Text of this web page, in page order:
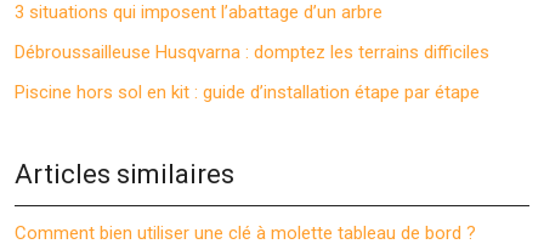
3 situations qui imposent l’abattage d’un arbre
Débroussailleuse Husqvarna : domptez les terrains difficiles
Piscine hors sol en kit : guide d’installation étape par étape
Articles similaires
Comment bien utiliser une clé à molette tableau de bord ?